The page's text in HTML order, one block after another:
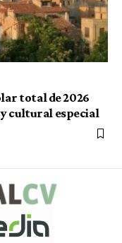
total de 2026
cultural especial